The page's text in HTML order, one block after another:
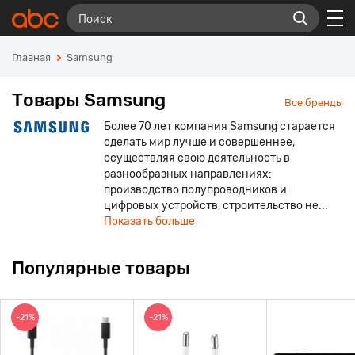
Главная Samsung
Товары Samsung Все бренды
Более 70 лет компания Samsung старается
сделать мир лучше и совершеннее,
осуществляя свою деятельность в
разнообразных направлениях:
производство полупроводников и
цифровых устройств, строительство не...
Показать больше
Популярные товары
-21% -21%